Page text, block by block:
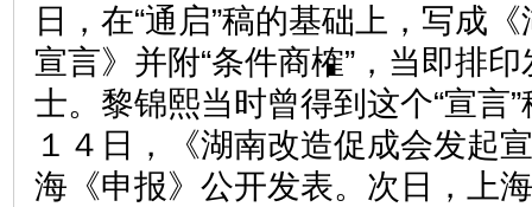
日，在“通启”稿的基础上，写成
宣言》并附“条件商榷”，当即排
士。黎锦熙当时曾得到这个“宣言
１４日，《湖南改造促成会发起
海《申报》公开发表。次日，上